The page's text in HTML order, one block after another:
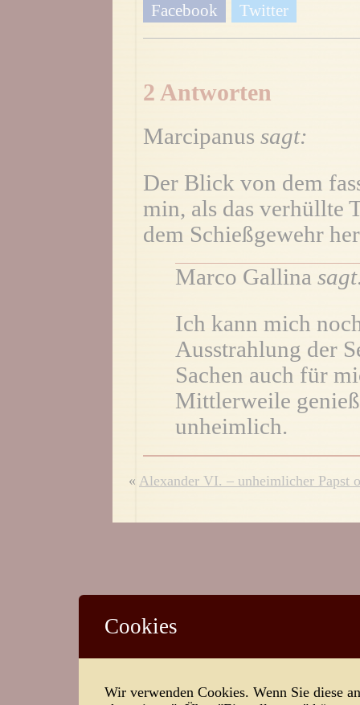
Facebook Twitter
2 Antworten
Marcipanus sagt:
Der Blick von dem
min, als das verhüllte
dem Schießgewehr
Marco Gallina
Ich kann mich
Ausstrahlung der
Sachen auch für
Mittlerweile
unheimlich.
« Alexander VI. – unheimlicher Papst
Cookies
Wir verwenden Cookies. Wenn Sie diese